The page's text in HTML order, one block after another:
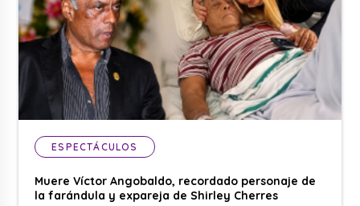
ESPECTÁCULOS
Muere Víctor Angobaldo, recordado personaje de
la farándula y expareja de Shirley Cherres